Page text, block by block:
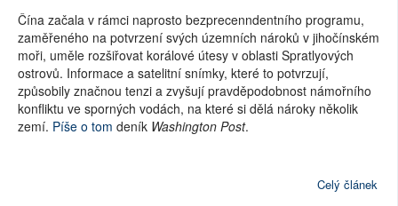
Čína začala v rámci naprosto bezprecenndentního programu,
zaměřeného na potvrzení svých územních nároků v jihočínském
moři, uměle rozšiřovat korálové útesy v oblasti Spratlyových
ostrovů. Informace a satelitní snímky, které to potvrzují,
způsobily značnou tenzi a zvyšují pravděpodobnost námořního
konfliktu ve sporných vodách, na které si dělá nároky několik
zemí. Píše o tom deník Washington Post.
Celý článek